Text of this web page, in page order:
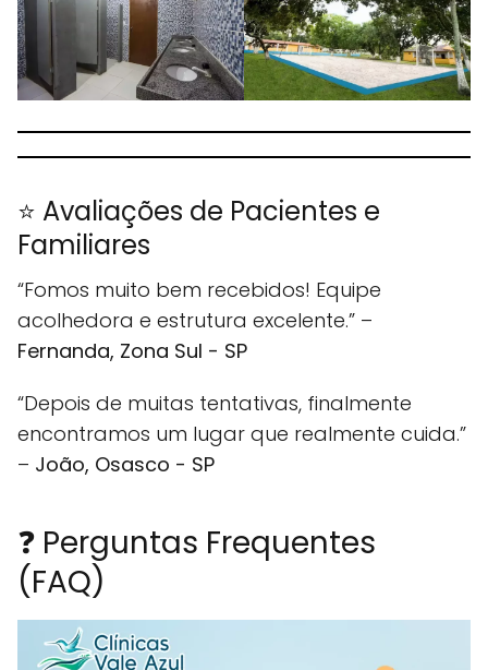
⭐ Avaliações de Pacientes e
Familiares
“Fomos muito bem recebidos! Equipe
acolhedora e estrutura excelente.” –
Fernanda, Zona Sul - SP
“Depois de muitas tentativas, finalmente
encontramos um lugar que realmente cuida.”
– João, Osasco - SP
❓ Perguntas Frequentes
(FAQ)